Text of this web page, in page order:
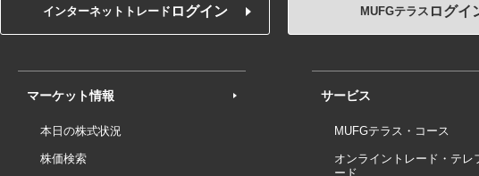
インターネットトレード ログイン MUFGテラス ログイ
マーケット情報
本日の株式状況
株価検索
サービス
MUFGテラス・コース
オンライントレード・テレ
ード